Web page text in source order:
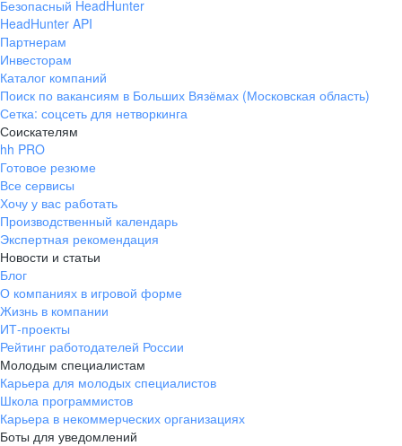
Безопасный HeadHunter
HeadHunter API
Партнерам
Инвесторам
Каталог компаний
Поиск по вакансиям в Больших Вязёмах (Московская область)
Сетка: соцсеть для нетворкинга
Соискателям
hh PRO
Готовое резюме
Все сервисы
Хочу у вас работать
Производственный календарь
Экспертная рекомендация
Новости и статьи
Блог
О компаниях в игровой форме
Жизнь в компании
ИТ-проекты
Рейтинг работодателей России
Молодым специалистам
Карьера для молодых специалистов
Школа программистов
Карьера в некоммерческих организациях
Боты для уведомлений